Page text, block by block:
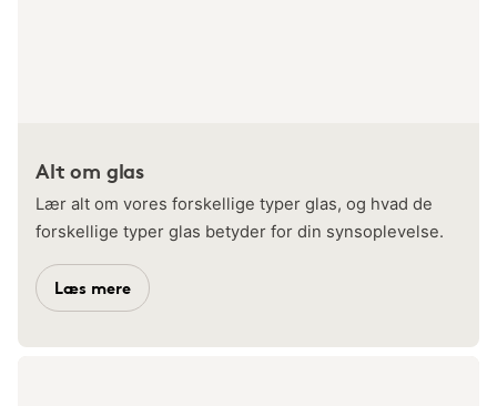
Alt om glas
Lær alt om vores forskellige typer glas, og hvad de
forskellige typer glas betyder for din synsoplevelse.
Læs mere